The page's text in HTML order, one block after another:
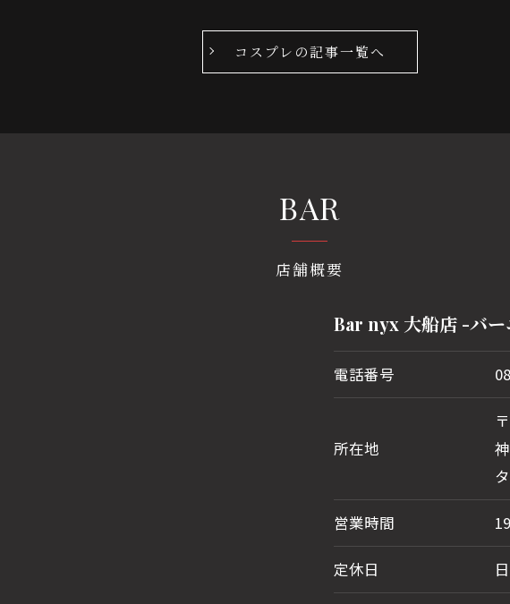
コスプレの記事一覧へ
店舗概要
BAR
Bar nyx 大船店 -バー
電話番号
所在地
営業時間
定休日